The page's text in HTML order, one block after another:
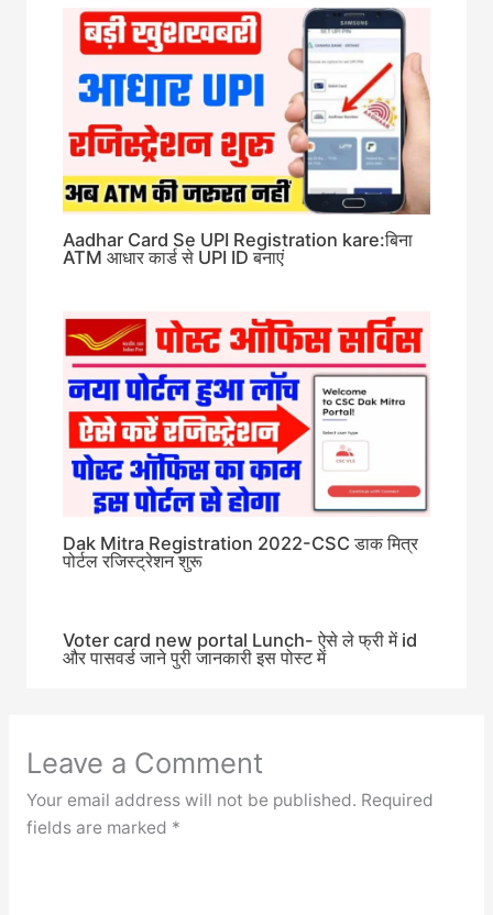
Aadhar Card Se UPI Registration kare:बिना
ATM आधार कार्ड से UPI ID बनाएं
Dak Mitra Registration 2022-CSC डाक मित्र
पोर्टल रजिस्ट्रेशन शुरू
Voter card new portal Lunch- ऐसे ले फ्री में id
और पासवर्ड जाने पुरी जानकारी इस पोस्ट में
Leave a Comment
Your email address will not be published. Required
fields are marked *